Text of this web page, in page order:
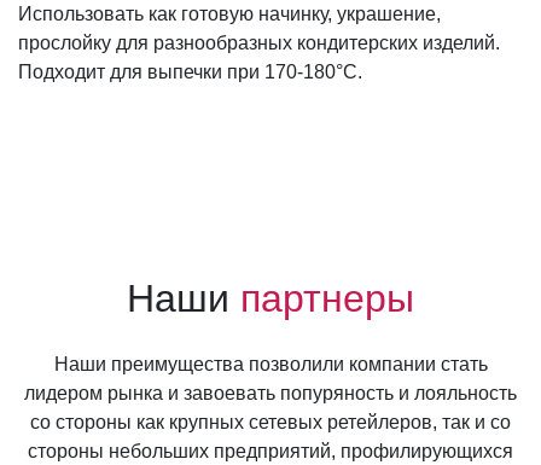
Использовать как готовую начинку, украшение,
прослойку для разнообразных кондитерских изделий.
Подходит для выпечки при 170-180°C.
Наши партнеры
Наши преимущества позволили компании стать
лидером рынка и завоевать попуряность и лояльность
со стороны как крупных сетевых ретейлеров, так и со
стороны небольших предприятий, профилирующихся